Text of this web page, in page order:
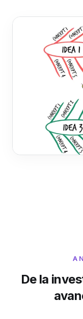
De la